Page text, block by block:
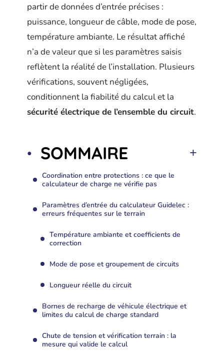
partir de données d’entrée précises :
puissance, longueur de câble, mode de pose,
température ambiante. Le résultat affiché
n’a de valeur que si les paramètres saisis
reflètent la réalité de l’installation. Plusieurs
vérifications, souvent négligées,
conditionnent la fiabilité du calcul et la
sécurité électrique de l’ensemble du circuit.
SOMMAIRE
Coordination entre protections : ce que le
calculateur de charge ne vérifie pas
Paramètres d’entrée du calculateur Guidelec :
erreurs fréquentes sur le terrain
Température ambiante et coefficients de
correction
Mode de pose et groupement de circuits
Longueur réelle du circuit
Bornes de recharge de véhicule électrique et
limites du calcul de charge standard
Chute de tension et vérification terrain : la
mesure qui valide le calcul